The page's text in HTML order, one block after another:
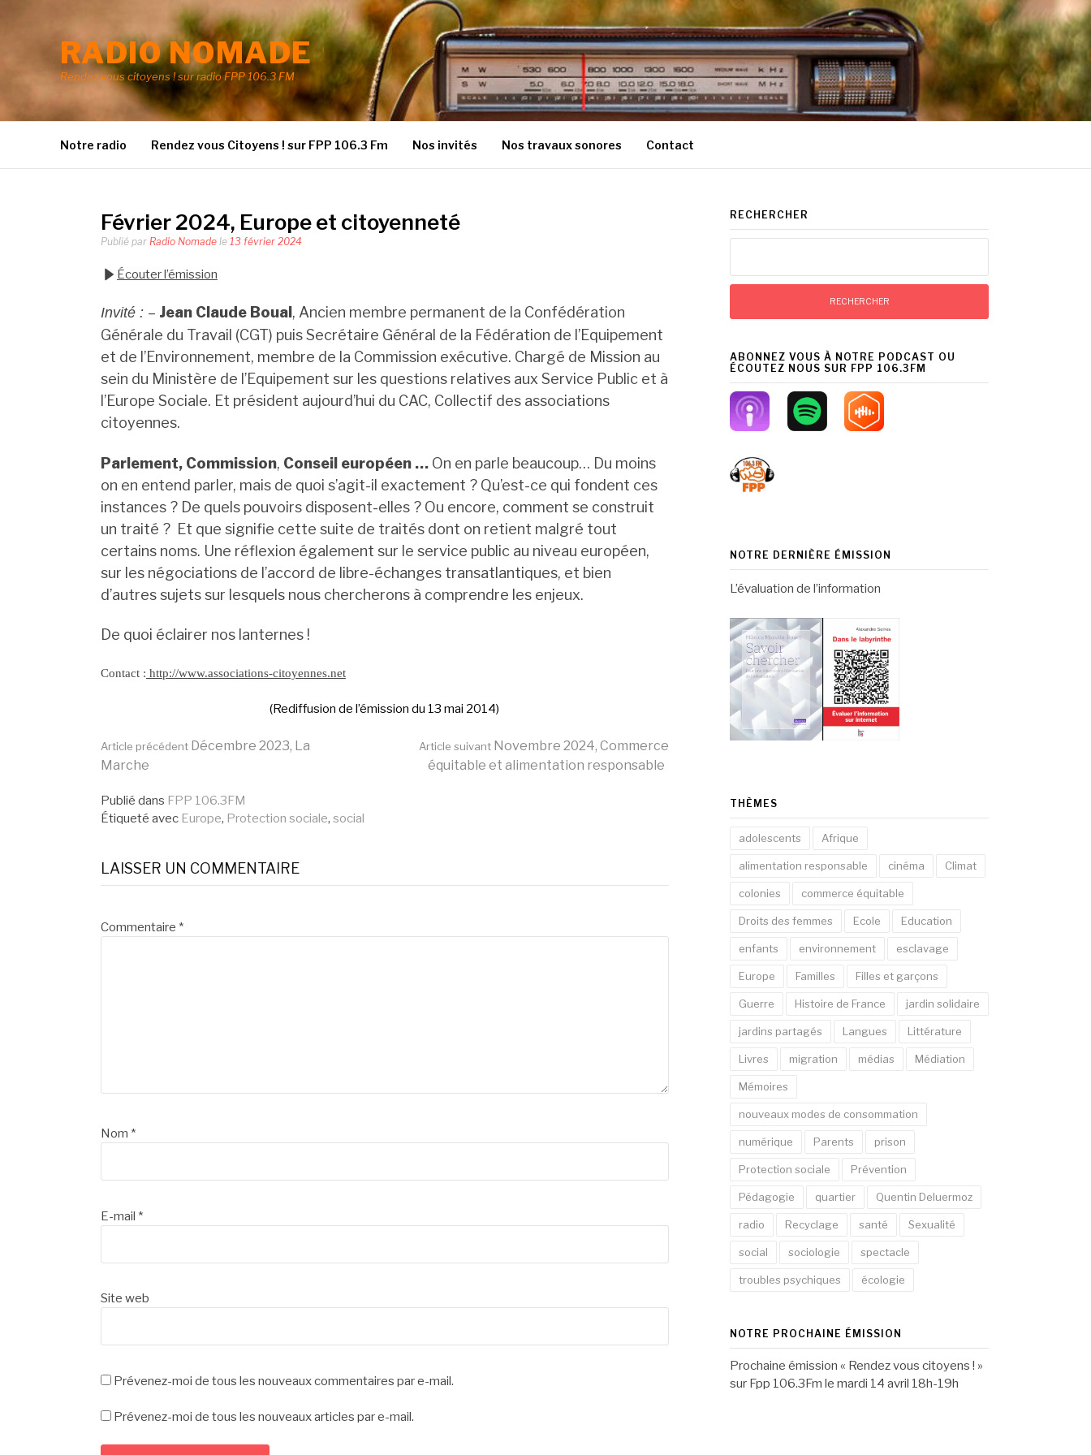
RADIO NOMADE
Rendez vous citoyens ! sur radio FPP 106.3 FM
Notre radio Rendez vous Citoyens ! sur FPP 106.3 Fm Nos invités Nos travaux sonores Contact
Février 2024, Europe et citoyenneté
Publié par Radio Nomadele 13 février 2024
Écouter l’émission
Invité : – Jean Claude Boual , Ancien membre permanent de la Confédération
Générale du Travail (CGT) puis Secrétaire Général de la Fédération de l’Equipement
et de l’Environnement, membre de la Commission exécutive. Chargé de Mission au
sein du Ministère de l’Equipement sur les questions relatives aux Service Public et à
l’Europe Sociale. Et président aujourd’hui du CAC, Collectif des associations
citoyennes.
Parlement, Commission, Conseil européen … On en parle beaucoup… Du moins
on en entend parler, mais de quoi s’agit-il exactement ? Qu’est-ce qui fondent ces
instances ? De quels pouvoirs disposent-elles ? Ou encore, comment se construit
un traité ? Et que signifie cette suite de traités dont on retient malgré tout
certains noms. Une réflexion également sur le service public au niveau européen,
sur les négociations de l’accord de libre-échanges transatlantiques, et bien
d’autres sujets sur lesquels nous chercherons à comprendre les enjeux.
De quoi éclairer nos lanternes !
Contact : http://www.associations-citoyennes.net
(Rediffusion de l’émission du 13 mai 2014)
Lire
la
suite
Article précédentDécembre 2023, La
Marche
Article suivantNovembre 2024, Commerce
équitable et alimentation responsable
Publié dans FPP 106.3FM
Étiqueté avec Europe, Protection sociale, social
LAISSER UN COMMENTAIRE
Commentaire *
Nom *
E-mail *
Site web
Prévenez-moi de tous les nouveaux commentaires par e-mail.
Prévenez-moi de tous les nouveaux articles par e-mail.
RECHERCHER
ABONNEZ VOUS À NOTRE PODCAST OU
ÉCOUTEZ NOUS SUR FPP 106.3FM
NOTRE DERNIÈRE ÉMISSION
L’évaluation de l’information
THÈMES
adolescents Afrique
alimentation responsable cinéma Climat
colonies commerce équitable
Droits des femmes Ecole Education
enfants environnement esclavage
Europe Familles Filles et garçons
Guerre Histoire de France jardin solidaire
jardins partagés Langues Littérature
Livres migration médias Médiation
Mémoires
nouveaux modes de consommation
numérique Parents prison
Protection sociale Prévention
Pédagogie quartier Quentin Deluermoz
radio Recyclage santé Sexualité
social sociologie spectacle
troubles psychiques écologie
NOTRE PROCHAINE ÉMISSION
Prochaine émission « Rendez vous citoyens ! »
sur Fpp 106.3Fm le mardi 14 avril 18h-19h